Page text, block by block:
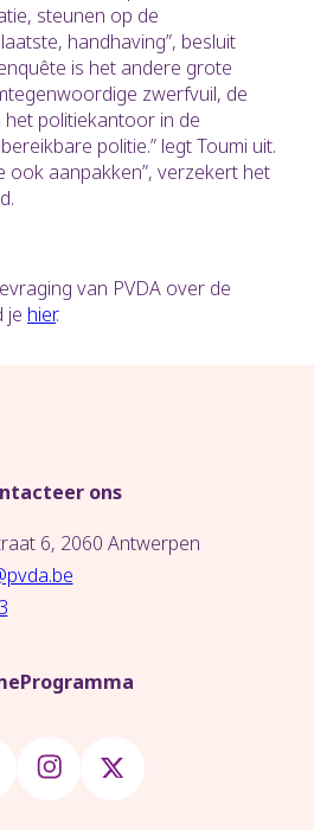
steunen op de
handhaving”, besluit
is het andere grote
zwerfvuil, de
politiekantoor in de
politie.” legt Toumi uit.
ook aanpakken”, verzekert het
van PVDA over de
je hier.
ons
6, 2060 Antwerpen
Programma